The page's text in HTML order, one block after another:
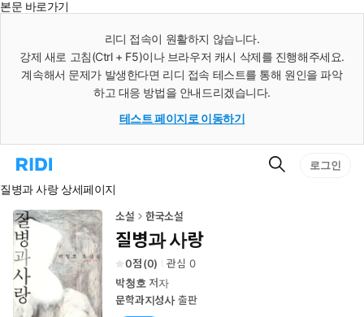
본문 바로가기
리디 접속이 원활하지 않습니다.
강제 새로 고침(Ctrl + F5)이나 브라우저 캐시 삭제를 진행해주세요.
계속해서 문제가 발생한다면 리디 접속 테스트를 통해 원인을 파악
하고 대응 방법을 안내드리겠습니다.
테스트 페이지로 이동하기
리
홈
로
이
동
검
로그인
질병과 사랑 상세페이지
소설 한국소설
질병과 사랑
0 (0) 관심 0
박청호 저자
문학과지성사출판